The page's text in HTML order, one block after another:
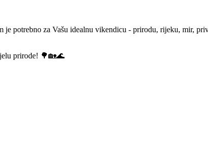
potrebno za Vašu idealnu vikendicu - prirodu, rijeku, mir,
prirode! 🌳🏡🌊